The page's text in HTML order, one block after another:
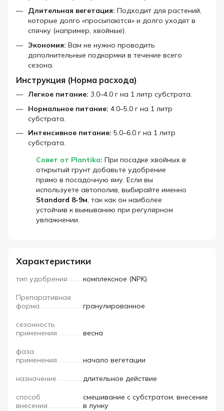
Длительная вегетация: Подходит для растений,
которые долго «просыпаются» и долго уходят в
спячку (например, хвойные).
Экономия: Вам не нужно проводить
дополнительные подкормки в течение всего
сезона.
Инструкция (Норма расхода)
Легкое питание: 3.0–4.0 г на 1 литр субстрата.
Нормальное питание: 4.0–5.0 г на 1 литр
субстрата.
Интенсивное питание: 5.0–6.0 г на 1 литр
субстрата.
Совет от Plantika: При посадке хвойных в
открытый грунт добавьте удобрение
прямо в посадочную яму. Если вы
используете автополив, выбирайте именно
Standard 8-9м, так как он наиболее
устойчив к вымыванию при регулярном
увлажнении.
Характеристики
тип удобрения комплексное (NPK)
Препаративная
форма
гранулированное
сезонность
применения
весна
фаза
применения
начало вегетации
назначение длительное действие
способ
внесения
смешивание с субстратом, внесение
в лунку